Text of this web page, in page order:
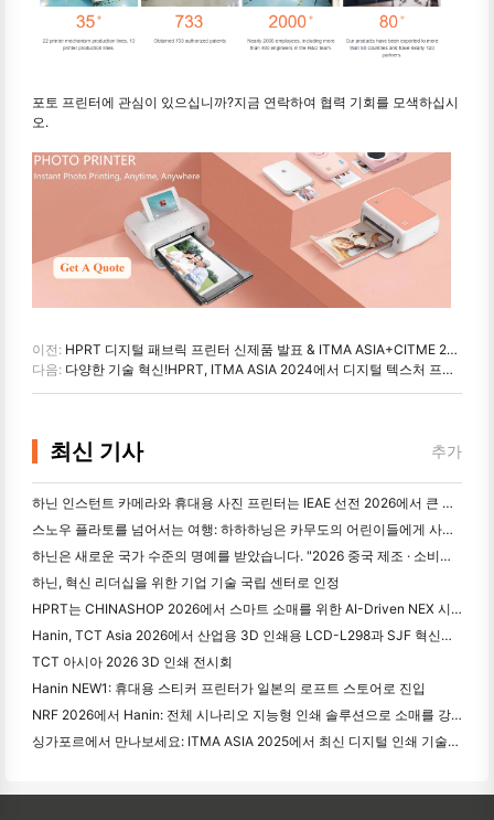
포토 프린터에 관심이 있으십니까?지금 연락하여 협력 기회를 모색하십시
오.
이전: HPRT 디지털 패브릭 프린터 신제품 발표 & ITMA ASIA+CITME 2024 참가!
다음: 다양한 기술 혁신!HPRT, ITMA ASIA 2024에서 디지털 텍스처 프린터 전 제품군 출시
최신 기사 추가
하닌 인스턴트 카메라와 휴대용 사진 프린터는 IEAE 선전 2026에서 큰 관심을 끌고 있습니다.
스노우 플라토를 넘어서는 여행: 하하하닝은 카무도의 어린이들에게 사진 교육 프로그램을 제공합니다.
하닌은 새로운 국가 수준의 명예를 받았습니다. "2026 중국 제조 · 소비자의 신뢰할 수 있는 브랜드"로 선정되었습니다.
하닌, 혁신 리더십을 위한 기업 기술 국립 센터로 인정
HPRT는 CHINASHOP 2026에서 스마트 소매를 위한 AI-Driven NEX 시리즈를 전시
Hanin, TCT Asia 2026에서 산업용 3D 인쇄용 LCD-L298과 SJF 혁신을 발표
TCT 아시아 2026 3D 인쇄 전시회
Hanin NEW1: 휴대용 스티커 프린터가 일본의 로프트 스토어로 진입
NRF 2026에서 Hanin: 전체 시나리오 지능형 인쇄 솔루션으로 소매를 강화
싱가포르에서 만나보세요: ITMA ASIA 2025에서 최신 디지털 인쇄 기술을 목격하기 위해 하닝과 함께 참석하십시오.